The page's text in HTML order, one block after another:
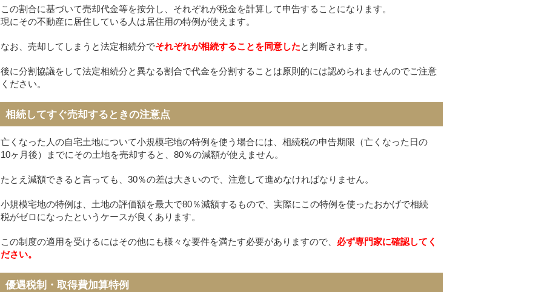
この割合に基づいて売却代金等を按分し、それぞれが税金を計算して申告することになります。
現にその不動産に居住している人は居住用の特例が使えます。
なお、売却してしまうと法定相続分でそれぞれが相続することを同意したと判断されます。
後に分割協議をして法定相続分と異なる割合で代金を分割することは原則的には認められませんのでご注意
ください。
相続してすぐ売却するときの注意点
亡くなった人の自宅土地について小規模宅地の特例を使う場合には、相続税の申告期限（亡くなった日の
10ヶ月後）までにその土地を売却すると、80％の減額が使えません。
たとえ減額できると言っても、30％の差は大きいので、注意して進めなければなりません。
小規模宅地の特例は、土地の評価額を最大で80％減額するもので、実際にこの特例を使ったおかげで相続
税がゼロになったというケースが良くあります。
この制度の適用を受けるにはその他にも様々な要件を満たす必要がありますので、 必ず専門家に確認してく
ださい。
優遇税制・取得費加算特例